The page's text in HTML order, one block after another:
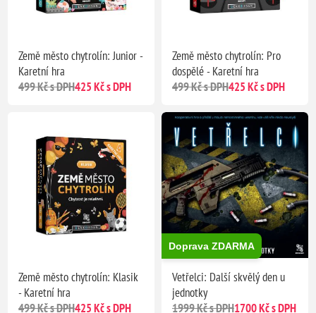
Země město chytrolín: Junior -
Karetní hra
499 Kč s DPH425 Kč s DPH
Země město chytrolín: Pro
dospělé - Karetní hra
499 Kč s DPH425 Kč s DPH
Země město chytrolín: Klasik
- Karetní hra
499 Kč s DPH425 Kč s DPH
Doprava ZDARMA
Vetřelci: Další skvělý den u
jednotky
1999 Kč s DPH1700 Kč s DPH